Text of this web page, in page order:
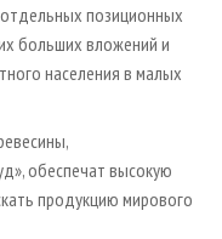
позиционных
больших вложений и
населения в малых
обеспечат высокую
продукцию мирового